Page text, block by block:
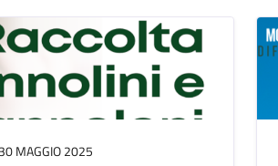
30 MAGGIO 2025